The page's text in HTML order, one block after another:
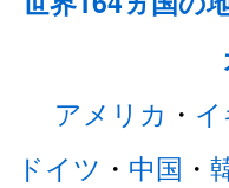
アメリカ ・
ドイツ ・ 中国 ・